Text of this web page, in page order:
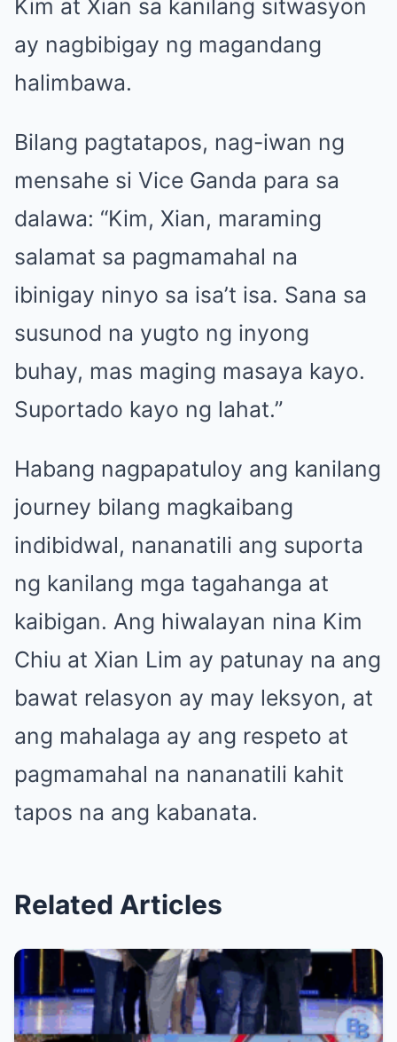
Kim at Xian sa kanilang sitwasyon
ay nagbibigay ng magandang
halimbawa.
Bilang pagtatapos, nag-iwan ng
mensahe si Vice Ganda para sa
dalawa: “Kim, Xian, maraming
salamat sa pagmamahal na
ibinigay ninyo sa isa’t isa. Sana sa
susunod na yugto ng inyong
buhay, mas maging masaya kayo.
Suportado kayo ng lahat.”
Habang nagpapatuloy ang kanilang
journey bilang magkaibang
indibidwal, nananatili ang suporta
ng kanilang mga tagahanga at
kaibigan. Ang hiwalayan nina Kim
Chiu at Xian Lim ay patunay na ang
bawat relasyon ay may leksyon, at
ang mahalaga ay ang respeto at
pagmamahal na nananatili kahit
tapos na ang kabanata.
Related Articles